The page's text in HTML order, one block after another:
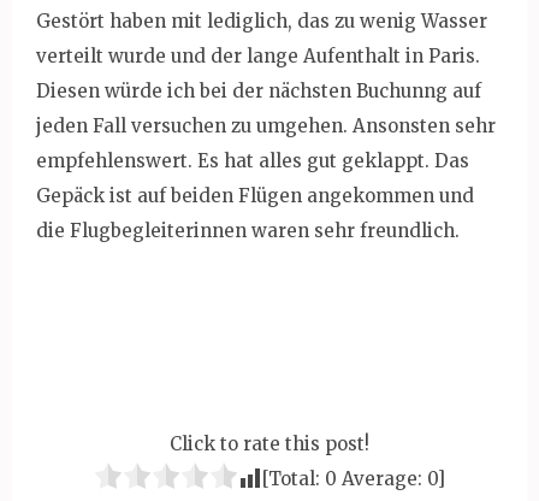
Gestört haben mit lediglich, das zu wenig Wasser
verteilt wurde und der lange Aufenthalt in Paris.
Diesen würde ich bei der nächsten Buchunng auf
jeden Fall versuchen zu umgehen. Ansonsten sehr
empfehlenswert. Es hat alles gut geklappt. Das
Gepäck ist auf beiden Flügen angekommen und
die Flugbegleiterinnen waren sehr freundlich.
Click to rate this post!
[Total: 0 Average: 0]